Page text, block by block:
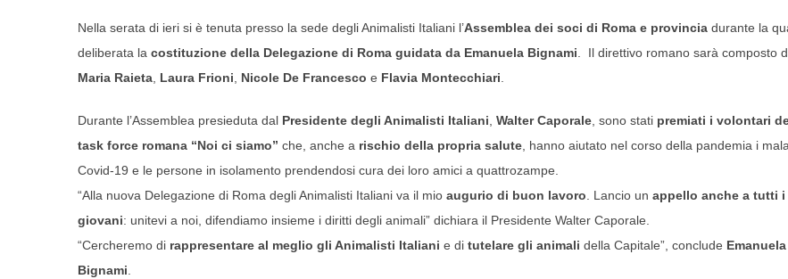
Nella serata di ieri si è tenuta presso la sede degli Animalisti Italiani l’Assemblea dei soci di Roma e provincia durante la
deliberata la costituzione della Delegazione di Roma guidata da Emanuela Bignami . Il direttivo romano sarà composto
Maria Raieta Laura Frioni Nicole De Francesco e Flavia Montecchiari
Durante l’Assemblea presieduta dal Presidente degli Animalisti Italiani Walter Caporale , sono stati premiati i volontari
task force romana “Noi ci siamo” che, anche a rischio della propria salute , hanno aiutato nel corso della pandemia i
Covid-19 e le persone in isolamento prendendosi cura dei loro amici a quattrozampe.
“Alla nuova Delegazione di Roma degli Animalisti Italiani va il mio augurio di buon lavoro . Lancio un appello anche a tutti i
giovani: unitevi a noi, difendiamo insieme i diritti degli animali” dichiara il Presidente Walter Caporale.
“Cercheremo di rappresentare al meglio gli Animalisti Italiani e di tutelare gli animali della Capitale”, conclude Emanuela
Bignami